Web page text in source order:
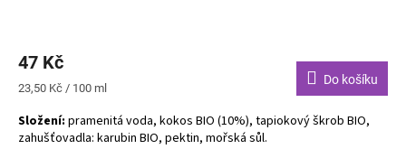
47 Kč
Měrná
23,50 Kč / 100 ml
Do košíku
Složení: pramenitá voda, kokos BIO (10%), tapiokový škrob BIO,
zahušťovadla: karubin BIO, pektin, mořská sůl.